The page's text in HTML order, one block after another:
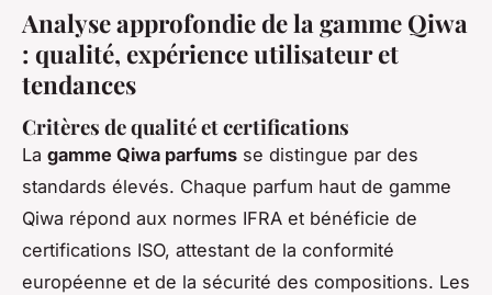
Analyse approfondie de la gamme Qiwa
: qualité, expérience utilisateur et
tendances
Critères de qualité et certifications
La gamme Qiwa parfums se distingue par des
standards élevés. Chaque parfum haut de gamme
Qiwa répond aux normes IFRA et bénéficie de
certifications ISO, attestant de la conformité
européenne et de la sécurité des compositions. Les